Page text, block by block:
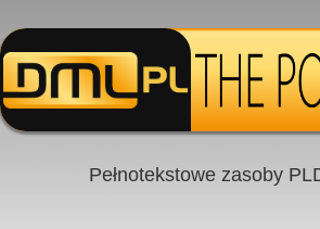
Pełnotekstowe zasoby